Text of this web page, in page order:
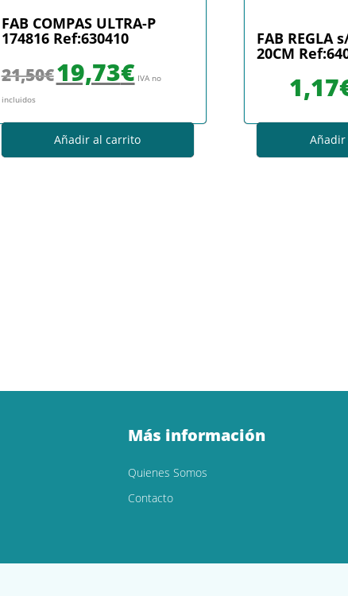
FAB COMPAS ULTRA-P
174816 Ref:630410
21,50€19,73€ IVA no
incluidos
Añadir al carrito
FAB REGLA
20CM
1,17
Más información
Quienes Somos
Contacto